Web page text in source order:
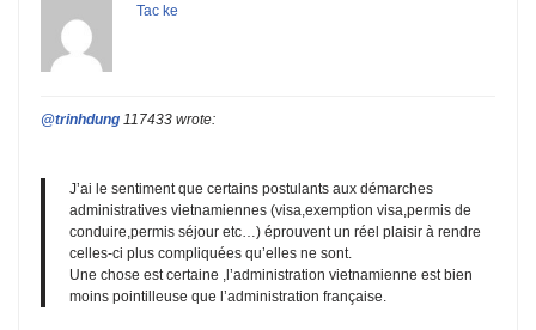
Tac ke
@trinhdung 117433 wrote:
J’ai le sentiment que certains postulants aux démarches
administratives vietnamiennes (visa,exemption visa,permis de
conduire,permis séjour etc…) éprouvent un réel plaisir à rendre
celles-ci plus compliquées qu’elles ne sont.
Une chose est certaine ,l’administration vietnamienne est bien
moins pointilleuse que l’administration française.